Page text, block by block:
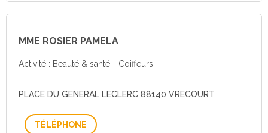
MME ROSIER PAMELA
Activité : Beauté & santé - Coiffeurs
PLACE DU GENERAL LECLERC 88140 VRECOURT
Téléphone